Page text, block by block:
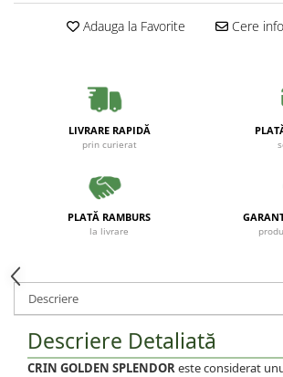
Adauga la Favorite Cere
LIVRARE RAPIDĂ
prin curierat
PLATĂ RAMBURS
la livrare
Descriere
Descriere Detaliată
CRIN GOLDEN SPLENDOReste considerat